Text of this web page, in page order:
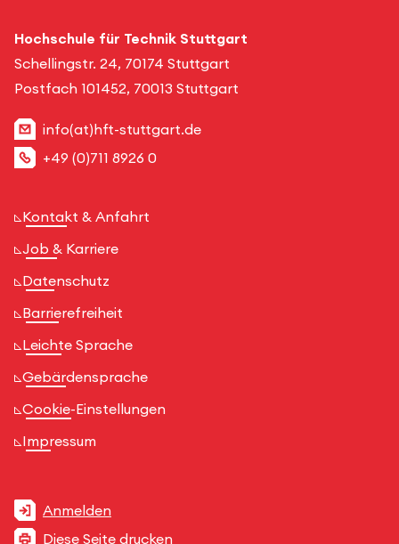
Hochschule für Technik Stuttgart
Schellingstr. 24, 70174 Stuttgart
Postfach 101452, 70013 Stuttgart
info(at)hft-stuttgart.de
+49 (0)711 8926 0
Kontakt & Anfahrt
Job & Karriere
Datenschutz
Barrierefreiheit
Leichte Sprache
Gebärdensprache
Cookie-Einstellungen
Impressum
Anmelden
Diese Seite drucken